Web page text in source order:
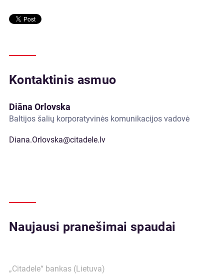
Kontaktinis asmuo
Diāna Orlovska
Baltijos šalių korporatyvinės komunikacijos vadovė
Diana.Orlovska@citadele.lv
Naujausi pranešimai spaudai
„Citadele“ bankas (Lietuva)